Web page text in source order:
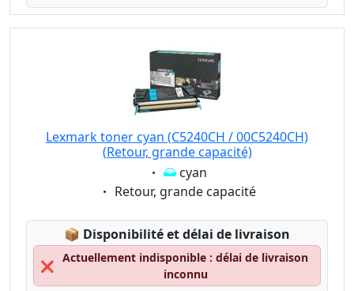
Lexmark toner cyan (C5240CH / 00C5240CH)
(Retour, grande capacité)
Eigenschaft:
cyan
Eigenschaft:
Retour, grande capacité
📦 Lagerstatus:
Disponibilité et délai de livraison
❌
Actuellement indisponible : délai de livraison
inconnu